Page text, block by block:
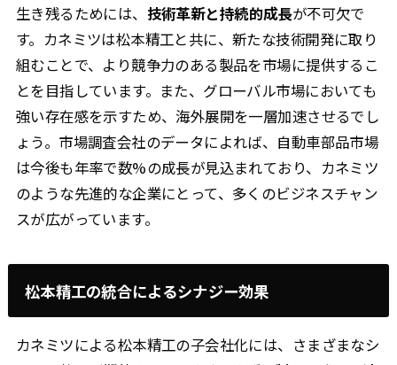
生き残るためには、 技術革新と持続的成長が不可欠で
す。カネミツは松本精工と共に、新たな技術開発に取り
組むことで、より競争力のある製品を市場に提供するこ
とを目指しています。また、グローバル市場においても
強い存在感を示すため、海外展開を一層加速させるでし
ょう。市場調査会社のデータによれば、自動車部品市場
は今後も年率で数%の成長が見込まれており、カネミツ
のような先進的な企業にとって、多くのビジネスチャン
スが広がっています。
松本精工の統合によるシナジー効果
カネミツによる松本精工の子会社化には、さまざまなシ